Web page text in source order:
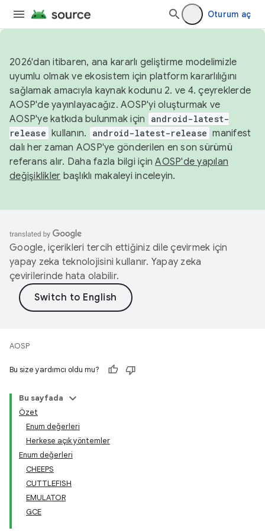
Oturum aç
2026'dan itibaren, ana kararlı geliştirme modelimizle
uyumlu olmak ve ekosistem için platform kararlılığını
sağlamak amacıyla kaynak kodunu 2. ve 4. çeyreklerde
AOSP'de yayınlayacağız. AOSP'yi oluşturmak ve
AOSP'ye katkıda bulunmak için
android-latest-
release kullanın. android-latest-release manifest
dalı her zaman AOSP'ye gönderilen en son sürümü
referans alır. Daha fazla bilgi içinAOSP'de yapılan
değişiklikler başlıklı makaleyi inceleyin.
Google, içerikleri tercih ettiğiniz dile çevirmek için
yapay zeka teknolojisini kullanır. Yapay zeka
çevirilerinde hata olabilir.
AOSP
Bu size yardımcı oldu mu?
Bu sayfada
Özet
Enum değerleri
Herkese açık yöntemler
Enum değerleri
CHEEPS
CUTTLEFISH
EMULATOR
GCE